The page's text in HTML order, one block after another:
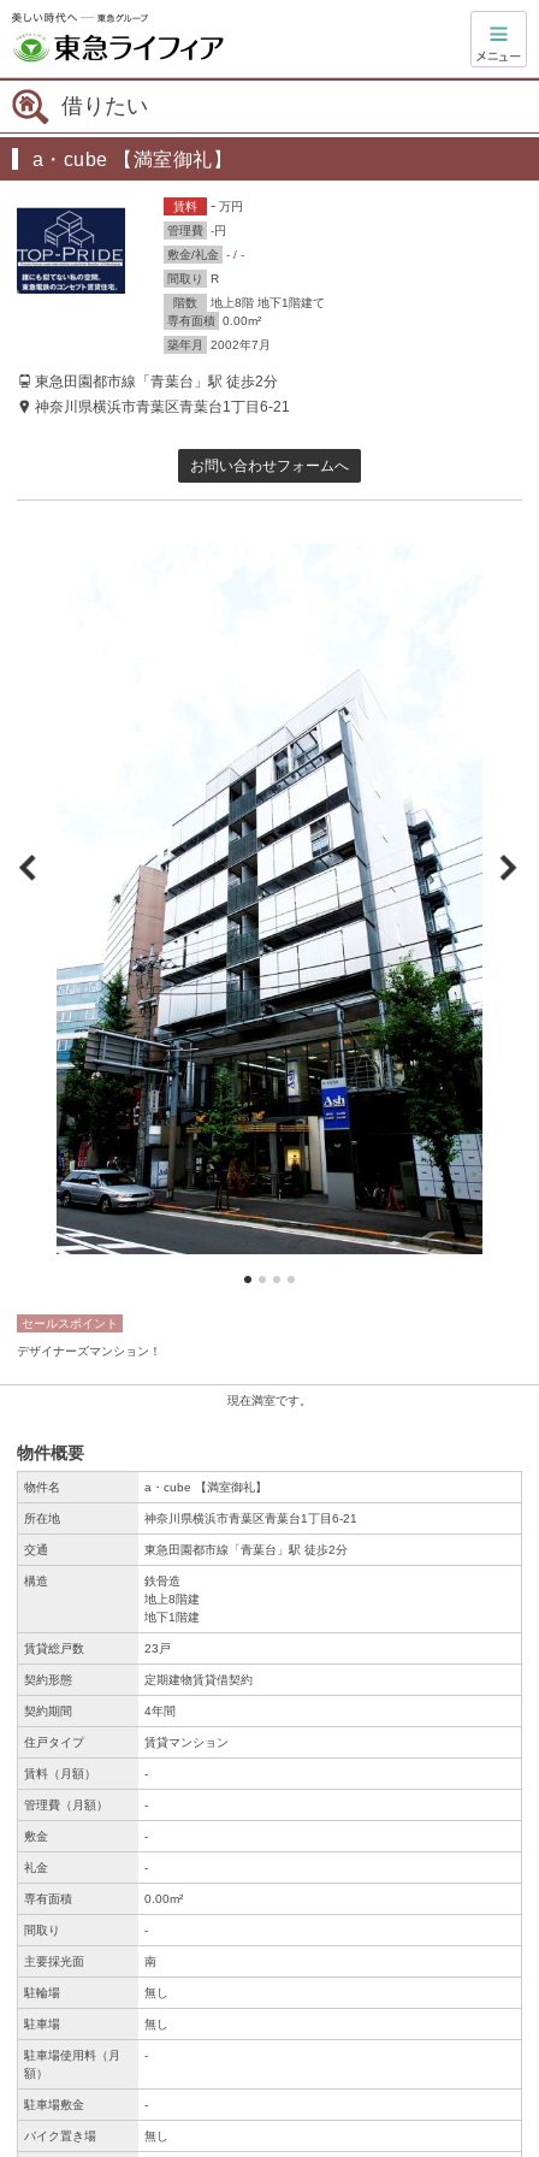
借りたい
a・cube 【満室御礼】
賃料 - 万円
管理費 -円
敷金/礼金 - / -
間取り
R
階数
地上8階 地下1階建て
専有面積 0.00m²
築年月
2002年7月
東急田園都市線「青葉台」駅 徒歩2分
神奈川県横浜市青葉区青葉台1丁目6-21
お問い合わせフォームへ
セールスポイント
デザイナーズマンション！
現在満室です。
物件概要
物件名 a・cube 【満室御礼】
所在地 神奈川県横浜市青葉区青葉台1丁目6-21
交通 東急田園都市線「青葉台」駅 徒歩2分
構造
鉄骨造
地上8階建
地下1階建
賃貸総戸数 23戸
契約形態 定期建物賃貸借契約
契約期間 4年間
住戸タイプ 賃貸マンション
賃料（月額） -
管理費（月額） -
敷金 -
礼金 -
専有面積 0.00m²
間取り -
主要採光面 南
駐輪場 無し
駐車場 無し
駐車場使用料（月
額）
-
駐車場敷金 -
バイク置き場 無し